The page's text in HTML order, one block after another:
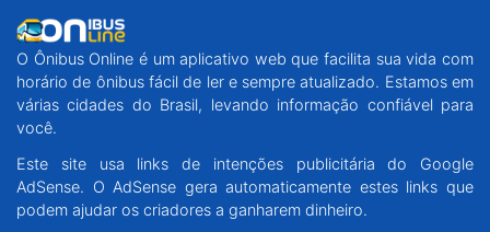
Paraná
Santa Catarina
Centro-Oeste
O Ônibus Online é um aplicativo web que facilita sua vida com
horário de ônibus fácil de ler e sempre atualizado. Estamos em
várias cidades do Brasil, levando informação confiável para
você.
Este site usa links de intenções publicitária do Google
AdSense. O AdSense gera automaticamente estes links que
podem ajudar os criadores a ganharem dinheiro.